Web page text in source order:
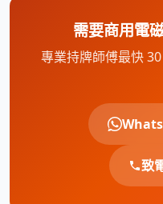
需要商用電
專業持牌師傅最快
致